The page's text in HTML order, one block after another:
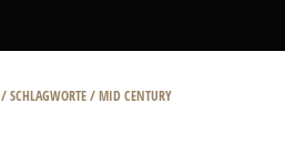
/SCHLAGWORTE/MID CENTURY